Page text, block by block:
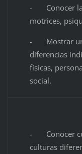
- Conocer la
motrices,
- Mostrar una
diferencias
físicas,
social.
- Conocer
culturas